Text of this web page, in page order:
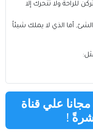
للراحة ولا تتحرك إلا
أما الذي لا يملك شيئاً
علي قناة
!